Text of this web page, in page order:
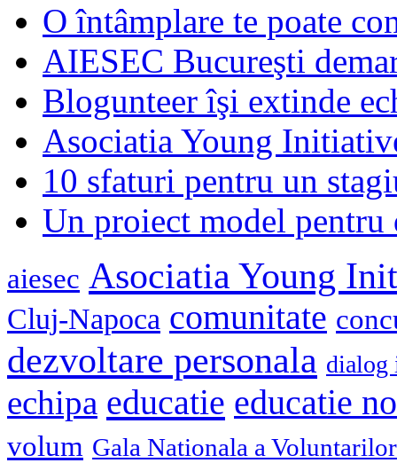
O întâmplare te poate
AIESEC Bucureşti
Blogunteer îşi extinde
Asociatia Young
10 sfaturi pentru un
Un proiect model
aiesec Asociatia Young
Cluj-Napoca comunitate
dezvoltare personala dialog
echipa educatie educatie
volum Gala Nationala a Voluntarilor